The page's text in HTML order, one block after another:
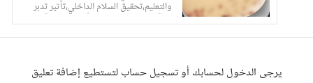
والتعليم،تحقيق السلام الداخلي،تأثير تدبر
القرآن في تعزيز الإيمان،تأثير تدبر القرآن في
يرجى الدخول لحسابك أو تسجيل حساب لتستطيع إضافة تعليق